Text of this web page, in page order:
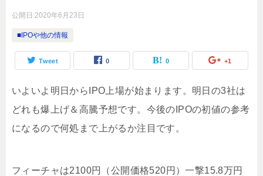
公開日:2020年6月23日
■IPOや他の情報
Tweet 0 0 +1
いよいよ明日からIPO上場が始まります。明日の3社は
どれも爆上げ＆高騰予想です。今後のIPOの初値の参考
になるので何処まで上がるか注目です。
フィーチャは2100円（公開価格520円）一撃15.8万円